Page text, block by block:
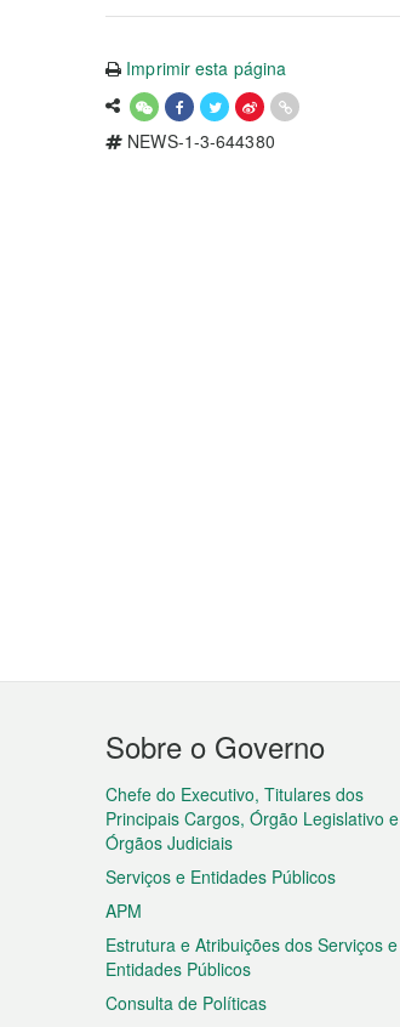
Imprimir esta página
NEWS-1-3-644380
Menu
do
rodapé
Sobre o Governo
Chefe do Executivo, Titulares dos
Principais Cargos, Órgão Legislativo e
Órgãos Judiciais
Serviços e Entidades Públicos
APM
Estrutura e Atribuições dos Serviços e
Entidades Públicos
Consulta de Políticas